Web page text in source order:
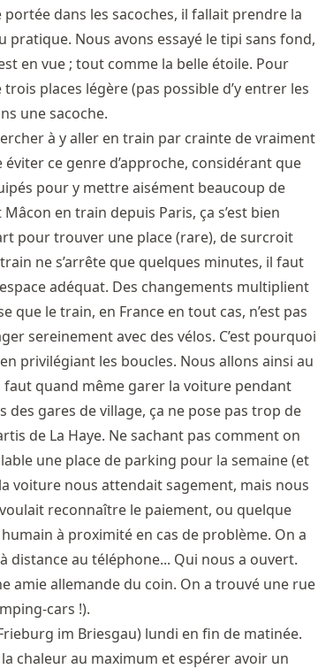
dans les sacoches, il fallait prendre la
pratique. Nous avons essayé le tipi sans fond,
en vue ; tout comme la belle étoile. Pour
places légère (pas possible d’y entrer les
une sacoche.
à y aller en train par crainte de vraiment
ce genre d’approche, considérant que
pour y mettre aisément beaucoup de
en train depuis Paris, ça s’est bien
pour trouver une place (rare), de surcroit
ne s’arrête que quelques minutes, il faut
adéquat. Des changements multiplient
que le train, en France en tout cas, n’est pas
sereinement avec des vélos. C’est pourquoi
privilégiant les boucles. Nous allons ainsi au
quand même garer la voiture pendant
des gares de village, ça ne pose pas trop de
de La Haye. Ne sachant pas comment on
une place de parking pour la semaine (et
voiture nous attendait sagement, mais nous
reconnaître le paiement, ou quelque
à proximité en cas de problème. On a
au téléphone... Qui nous a ouvert.
amie allemande du coin. On a trouvé une rue
cars !).
im Briesgau) lundi en fin de matinée.
chaleur au maximum et espérer avoir un